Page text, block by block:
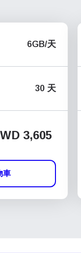
6GB/天
30 天
3,605
車